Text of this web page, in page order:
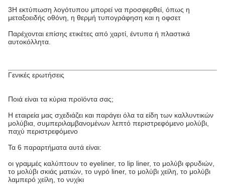
3Η εκτύπωση λογότυπου μπορεί να προσφερθεί, όπως η
μεταξοειδής οθόνη, η θερμή τυπογράφηση και η οφσετ
Παρέχονται επίσης ετικέτες από χαρτί, έντυπα ή πλαστικά
αυτοκόλλητα.
Γενικές ερωτήσεις
Ποιά είναι τα κύρια προϊόντα σας;
Η εταιρεία μας σχεδιάζει και παράγει όλα τα είδη των καλλυντικών
μολύβια, συμπεριλαμβανομένων λεπτό περιστρεφόμενο μολύβι,
παχύ περιστρεφόμενο
Τα 6 παραρτήματα αυτά είναι:
οι γραμμές καλύπτουν το eyeliner, το lip liner, το μολύβι φρυδιών,
το μολύβι σκιάς ματιών, το υγρό liner, το μολύβι χείλη, το μολύβι
λαμπερό χείλη, το νυχίκι